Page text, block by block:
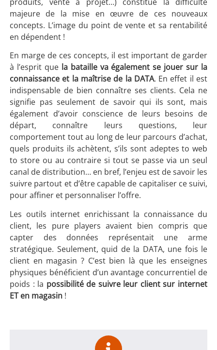
majeure de la mise en œuvre de ces nouveaux
concepts. L’image du point de vente et sa rentabilité
en dépendent !
En marge de ces concepts, il est important de garder
à l’esprit que la bataille va également se jouer sur la
connaissance et la maîtrise de la DATA. En effet il est
indispensable de bien connaître ses clients. Cela ne
signifie pas seulement de savoir qui ils sont, mais
également d’avoir conscience de leurs besoins de
départ, connaître leurs questions, leur
comportement tout au long de leur parcours d’achat,
quels produits ils achètent, s’ils sont adeptes to web
to store ou au contraire si tout se passe via un seul
canal de distribution… en bref, l’enjeu est de savoir les
suivre partout et d’être capable de capitaliser ce suivi,
pour affiner et personnaliser l’offre.
Les outils internet enrichissant la connaissance du
client, les pure players avaient bien compris que
capter des données représentait une arme
stratégique. Seulement, quid de la DATA, une fois le
client en magasin ? C’est bien là que les enseignes
physiques bénéficient d’un avantage concurrentiel de
poids : la possibilité de suivre leur client sur internet
ET en magasin !